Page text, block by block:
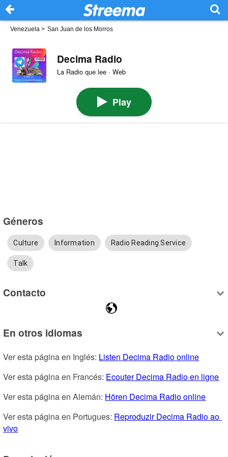
Venezuela > San Juan de los Morros
Decima Radio
La Radio que lee · Web
Play
Géneros
Culture Information Radio Reading Service
Talk
Contacto
En otros idiomas
Ver esta página en Inglés: Listen Decima Radio online
Ver esta página en Francés: Ecouter Decima Radio en ligne
Ver esta página en Alemán: Hören Decima Radio online
Ver esta página en Portugues: Reproduzir Decima Radio ao
vivo